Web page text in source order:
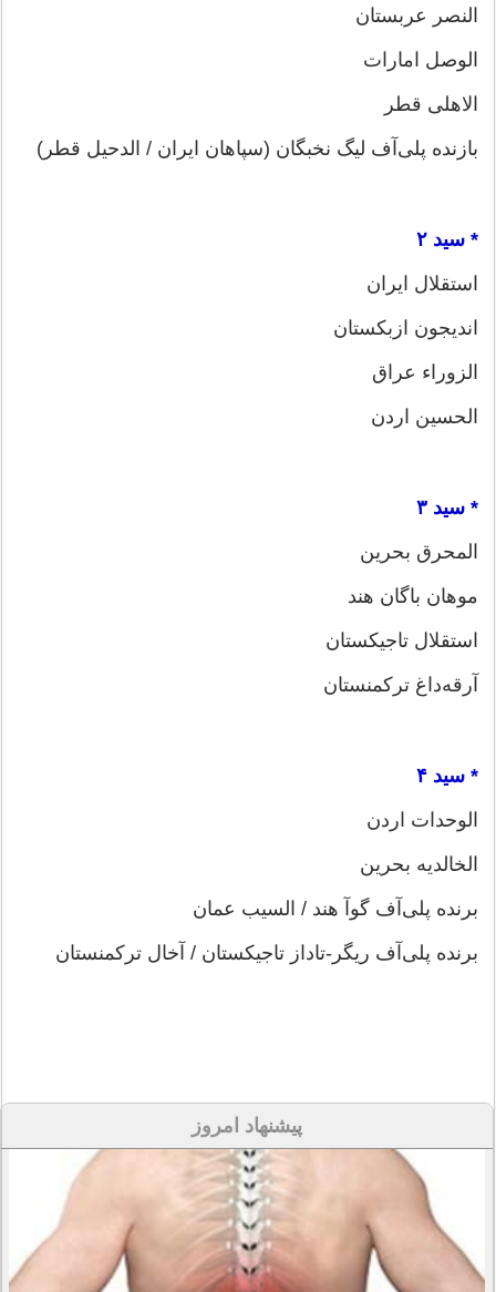
النصر عربستان
الوصل امارات
الاهلی قطر
بازنده پلی‌آف لیگ نخبگان (سپاهان ایران / الدحیل قطر)
* سید ۲
استقلال ایران
اندیجون ازبکستان
الزوراء عراق
الحسین اردن
* سید ۳
المحرق بحرین
موهان باگان هند
استقلال تاجیکستان
آرقه‌داغ ترکمنستان
* سید ۴
الوحدات اردن
الخالدیه بحرین
برنده پلی‌آف گوآ هند / السیب عمان
برنده پلی‌آف ریگر-تاداز تاجیکستان / آخال ترکمنستان
پیشنهاد امروز